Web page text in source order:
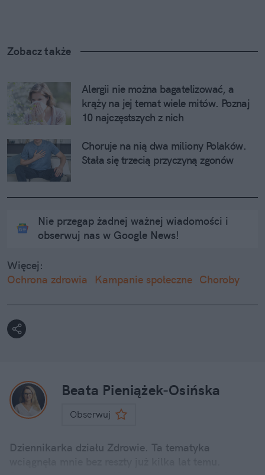
Zobacz także
Alergii nie można bagatelizować, a
krąży na jej temat wiele mitów. Poznaj
10 najczęstszych z nich
Choruje na nią dwa miliony Polaków.
Stała się trzecią przyczyną zgonów
Nie przegap żadnej ważnej wiadomości i
obserwuj nas w Google News!
Więcej:
Ochrona zdrowia
Kampanie społeczne Choroby
Beata Pieniążek-Osińska
Obserwuj
Dziennikarka działu Zdrowie. Ta tematyka